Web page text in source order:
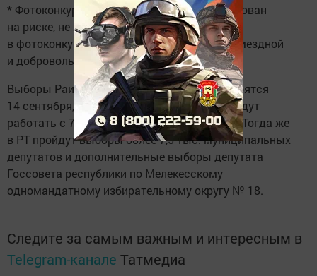
* Фотоконкурс не является лотереей, не основан
на риске, не является рекламой, участие
в фотоконкурсе осуществляется на безвозмездной
и добровольной основе.
Выборы Раиса Республики Татарстан состоятся
14 сентября, все избирательные участки будут
работать с 7 часов утра до 8 часов вечера. Тогда же
в РТ пройдут выборы более 7,5 тыс. муниципальных
депутатов и дополнительные выборы депутата
Госсовета республики по Мелекесскому
одномандатному избирательному округу № 18.
Следите за самым важным и интересным в
Telegram-канале Татмедиа